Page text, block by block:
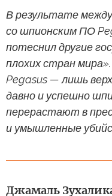
В результате
со шпионским ПО
потеснил другие
плохих стран
Pegasus — лишь
давно и успешно
перерастают в
и умышленные